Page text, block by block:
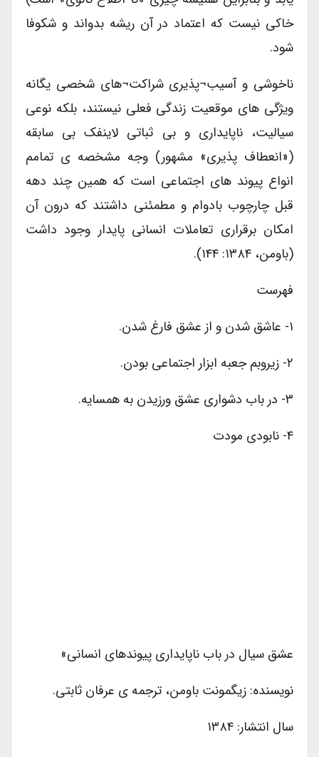
خاکی نیست که اعتماد در آن ریشه بدواند و شکوفا
شود.
ناخوشی و آسیب¬پذیری شراکت¬های شخصی یگانه
ویژگی های موقعیت زندگی فعلی نیستند، بلکه نوعی
سیالیت، ناپایداری و بی ثباتی لاینفک بی سابقه
(«انعطاف پذیری» مشهور) وجه مشخصه ی تمامم
انواع پیوند های اجتماعی است که همین چند دهه
قبل چارچوب بادوام و مطمئنی داشتند که درون آن
امکان برقراری تعاملات انسانی پایدار وجود داشت
(باومن، ۱۳۸۴: ۱۴۴).
فهرست
عشق سیال در باب ناپایداری پیوندهای انسانی»
نویسنده: زیگمونت باومن، ترجمه ی عرفان ثابتی.
سال انتشار: ۱۳۸۴